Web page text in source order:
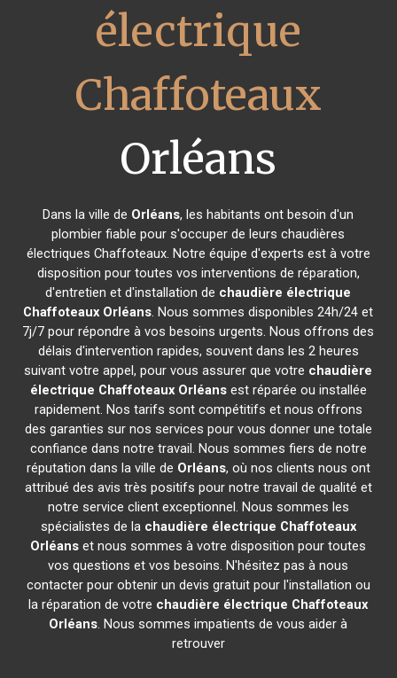
électrique
Chaffoteaux
Orléans
Dans la ville de Orléans, les habitants ont besoin d'un
plombier fiable pour s'occuper de leurs chaudières
électriques Chaffoteaux. Notre équipe d'experts est à votre
disposition pour toutes vos interventions de réparation,
d'entretien et d'installation de chaudière électrique
Chaffoteaux Orléans. Nous sommes disponibles 24h/24 et
7j/7 pour répondre à vos besoins urgents. Nous offrons des
délais d'intervention rapides, souvent dans les 2 heures
suivant votre appel, pour vous assurer que votre chaudière
électrique Chaffoteaux Orléansest réparée ou installée
rapidement. Nos tarifs sont compétitifs et nous offrons
des garanties sur nos services pour vous donner une totale
confiance dans notre travail. Nous sommes fiers de notre
réputation dans la ville de Orléans, où nos clients nous ont
attribué des avis très positifs pour notre travail de qualité et
notre service client exceptionnel. Nous sommes les
spécialistes de la chaudière électrique Chaffoteaux
Orléans et nous sommes à votre disposition pour toutes
vos questions et vos besoins. N'hésitez pas à nous
contacter pour obtenir un devis gratuit pour l'installation ou
la réparation de votre chaudière électrique Chaffoteaux
Orléans. Nous sommes impatients de vous aider à
retrouver